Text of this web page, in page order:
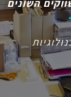
השונים